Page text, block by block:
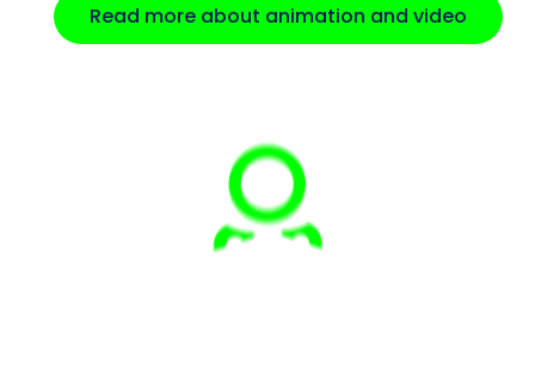
Read more about animation and video